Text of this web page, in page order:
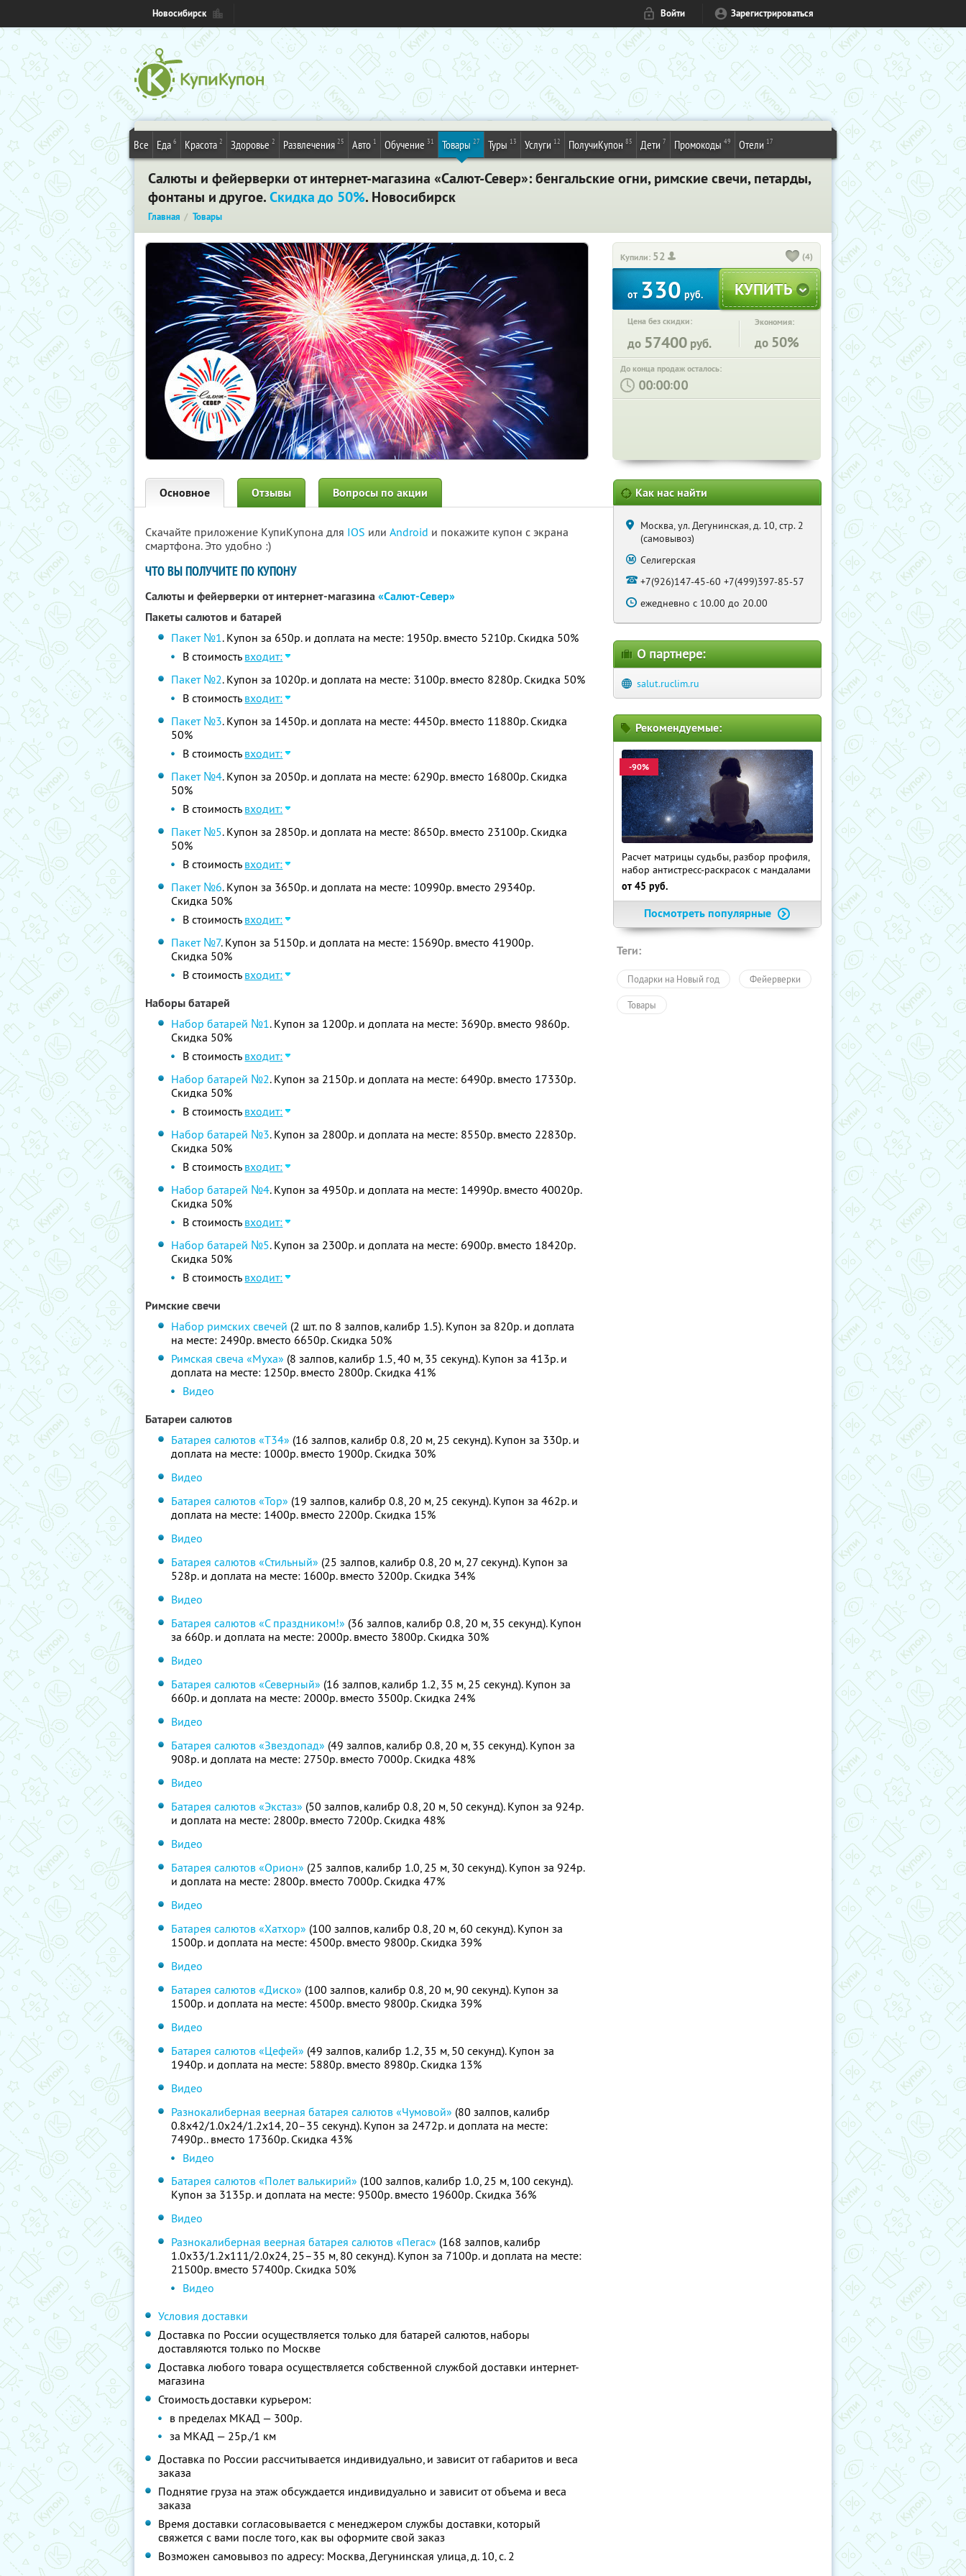
Новосибирск Войти Зарегистрироваться
Все Еда 6 Красота 2 Здоровье 2 Развлечения 25 Авто 1 Обучение 31 Товары 27 Туры 13 Услуги 12 ПолучиКупон 85 Дети 7 Промокоды 49 Отели 17
Салюты и фейерверки от интернет-магазина «Салют-Север»: бенгальские огни, римские свечи, петарды,
фонтаны и другое.Скидка до 50%. Новосибирск
Главная Товары
Купили: 52 (4)
от330руб.
Цена без скидки:
до 57400 руб.
Экономия:
до 50%
До конца продаж осталось:
: :
Основное Отзывы Вопросы по акции
Скачайте приложение КупиКупона для IOS или Android и покажите купон с экрана
смартфона. Это удобно :)
ЧТО ВЫ ПОЛУЧИТЕ ПО КУПОНУ
Салюты и фейерверки от интернет-магазина«Салют-Север»
Пакеты салютов и батарей
Пакет №1. Купон за 650р. и доплата на месте: 1950р. вместо 5210р. Скидка 50%
В стоимость входит:
Пакет №2. Купон за 1020р. и доплата на месте: 3100р. вместо 8280р. Скидка 50%
В стоимость входит:
Пакет №3. Купон за 1450р. и доплата на месте: 4450р. вместо 11880р. Скидка
50%
В стоимость входит:
Пакет №4. Купон за 2050р. и доплата на месте: 6290р. вместо 16800р. Скидка
50%
В стоимость входит:
Пакет №5. Купон за 2850р. и доплата на месте: 8650р. вместо 23100р. Скидка
50%
В стоимость входит:
Пакет №6. Купон за 3650р. и доплата на месте: 10990р. вместо 29340р.
Скидка 50%
В стоимость входит:
Пакет №7. Купон за 5150р. и доплата на месте: 15690р. вместо 41900р.
Скидка 50%
В стоимость входит:
Наборы батарей
Набор батарей №1. Купон за 1200р. и доплата на месте: 3690р. вместо 9860р.
Скидка 50%
В стоимость входит:
Набор батарей №2. Купон за 2150р. и доплата на месте: 6490р. вместо 17330р.
Скидка 50%
В стоимость входит:
Набор батарей №3. Купон за 2800р. и доплата на месте: 8550р. вместо 22830р.
Скидка 50%
В стоимость входит:
Набор батарей №4. Купон за 4950р. и доплата на месте: 14990р. вместо 40020р.
Скидка 50%
В стоимость входит:
Набор батарей №5. Купон за 2300р. и доплата на месте: 6900р. вместо 18420р.
Скидка 50%
В стоимость входит:
Римские свечи
Набор римских свечей (2 шт. по 8 залпов, калибр 1.5). Купон за 820р. и доплата
на месте: 2490р. вместо 6650р. Скидка 50%
Римская свеча «Муха» (8 залпов, калибр 1.5, 40 м, 35 секунд). Купон за 413р. и
доплата на месте: 1250р. вместо 2800р. Скидка 41%
Видео
Батареи салютов
Батарея салютов «Т34» (16 залпов, калибр 0.8, 20 м, 25 секунд). Купон за 330р. и
доплата на месте: 1000р. вместо 1900р. Скидка 30%
Видео
Батарея салютов «Тор» (19 залпов, калибр 0.8, 20 м, 25 секунд). Купон за 462р. и
доплата на месте: 1400р. вместо 2200р. Скидка 15%
Видео
Батарея салютов «Стильный» (25 залпов, калибр 0.8, 20 м, 27 секунд). Купон за
528р. и доплата на месте: 1600р. вместо 3200р. Скидка 34%
Видео
Батарея салютов «С праздником!» (36 залпов, калибр 0.8, 20 м, 35 секунд). Купон
за 660р. и доплата на месте: 2000р. вместо 3800р. Скидка 30%
Видео
Батарея салютов «Северный» (16 залпов, калибр 1.2, 35 м, 25 секунд). Купон за
660р. и доплата на месте: 2000р. вместо 3500р. Скидка 24%
Видео
Батарея салютов «Звездопад» (49 залпов, калибр 0.8, 20 м, 35 секунд). Купон за
908р. и доплата на месте: 2750р. вместо 7000р. Скидка 48%
Видео
Батарея салютов «Экстаз» (50 залпов, калибр 0.8, 20 м, 50 секунд). Купон за 924р.
и доплата на месте: 2800р. вместо 7200р. Скидка 48%
Видео
Батарея салютов «Орион» (25 залпов, калибр 1.0, 25 м, 30 секунд). Купон за 924р.
и доплата на месте: 2800р. вместо 7000р. Скидка 47%
Видео
Батарея салютов «Хатхор» (100 залпов, калибр 0.8, 20 м, 60 секунд). Купон за
1500р. и доплата на месте: 4500р. вместо 9800р. Скидка 39%
Видео
Батарея салютов «Диско» (100 залпов, калибр 0.8, 20 м, 90 секунд). Купон за
1500р. и доплата на месте: 4500р. вместо 9800р. Скидка 39%
Видео
Батарея салютов «Цефей» (49 залпов, калибр 1.2, 35 м, 50 секунд). Купон за
1940р. и доплата на месте: 5880р. вместо 8980р. Скидка 13%
Видео
Разнокалиберная веерная батарея салютов «Чумовой» (80 залпов, калибр
0.8х42/1.0х24/1.2х14, 20–35 секунд). Купон за 2472р. и доплата на месте:
7490р.. вместо 17360р. Скидка 43%
Видео
Батарея салютов «Полет валькирий» (100 залпов, калибр 1.0, 25 м, 100 секунд).
Купон за 3135р. и доплата на месте: 9500р. вместо 19600р. Скидка 36%
Видео
Разнокалиберная веерная батарея салютов «Пегас» (168 залпов, калибр
1.0х33/1.2х111/2.0х24, 25–35 м, 80 секунд). Купон за 7100р. и доплата на месте:
21500р. вместо 57400р. Скидка 50%
Видео
Условия доставки
Доставка по России осуществляется только для батарей салютов, наборы
доставляются только по Москве
Доставка любого товара осуществляется собственной службой доставки интернет-
магазина
Стоимость доставки курьером:
в пределах МКАД — 300р.
за МКАД — 25р./1 км
Доставка по России рассчитывается индивидуально, и зависит от габаритов и веса
заказа
Поднятие груза на этаж обсуждается индивидуально и зависит от объема и веса
заказа
Время доставки согласовывается с менеджером службы доставки, который
свяжется с вами после того, как вы оформите свой заказ
Возможен самовывоз по адресу: Москва, Дегунинская улица, д. 10, с. 2
Как нас найти
Москва, ул. Дегунинская, д. 10, стр. 2
(самовывоз)
Селигерская
+7(926)147-45-60 +7(499)397-85-57
ежедневно с 10.00 до 20.00
О партнере:
salut.ruclim.ru
Рекомендуемые:
-90%
Расчет матрицы судьбы, разбор профиля,
набор антистресс-раскрасок с мандалами
от 45 руб.
Посмотреть популярные
Теги:
Подарки на Новый год Фейерверки
Товары